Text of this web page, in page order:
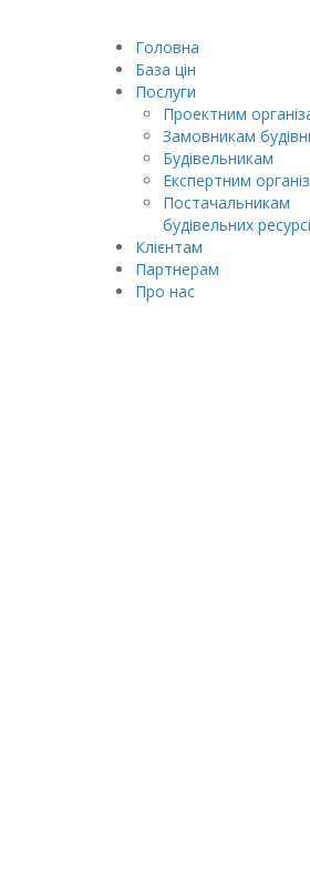
Головна
База цін
Послуги
Проектним
Замовникам
Будівельникам
Експертним
Постачальникам
будівельних
Клієнтам
Партнерам
Про нас